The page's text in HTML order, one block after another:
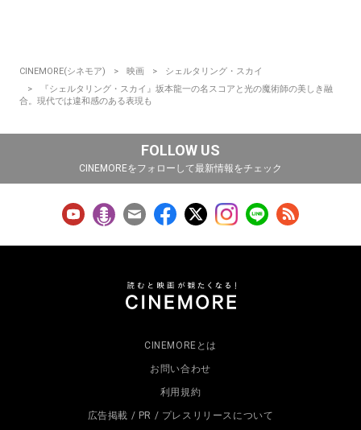
CINEMORE(シネモア) 映画
シェルタリング・スカイ
『シェルタリング・スカイ』坂本龍一の名スコアと光の魔術師の美しき融
合。現代では違和感のある表現も
FOLLOW US
CINEMOREをフォローして最新情報をチェック
CINEMOREとは
お問い合わせ
利用規約
広告掲載 / PR / プレスリリースについて